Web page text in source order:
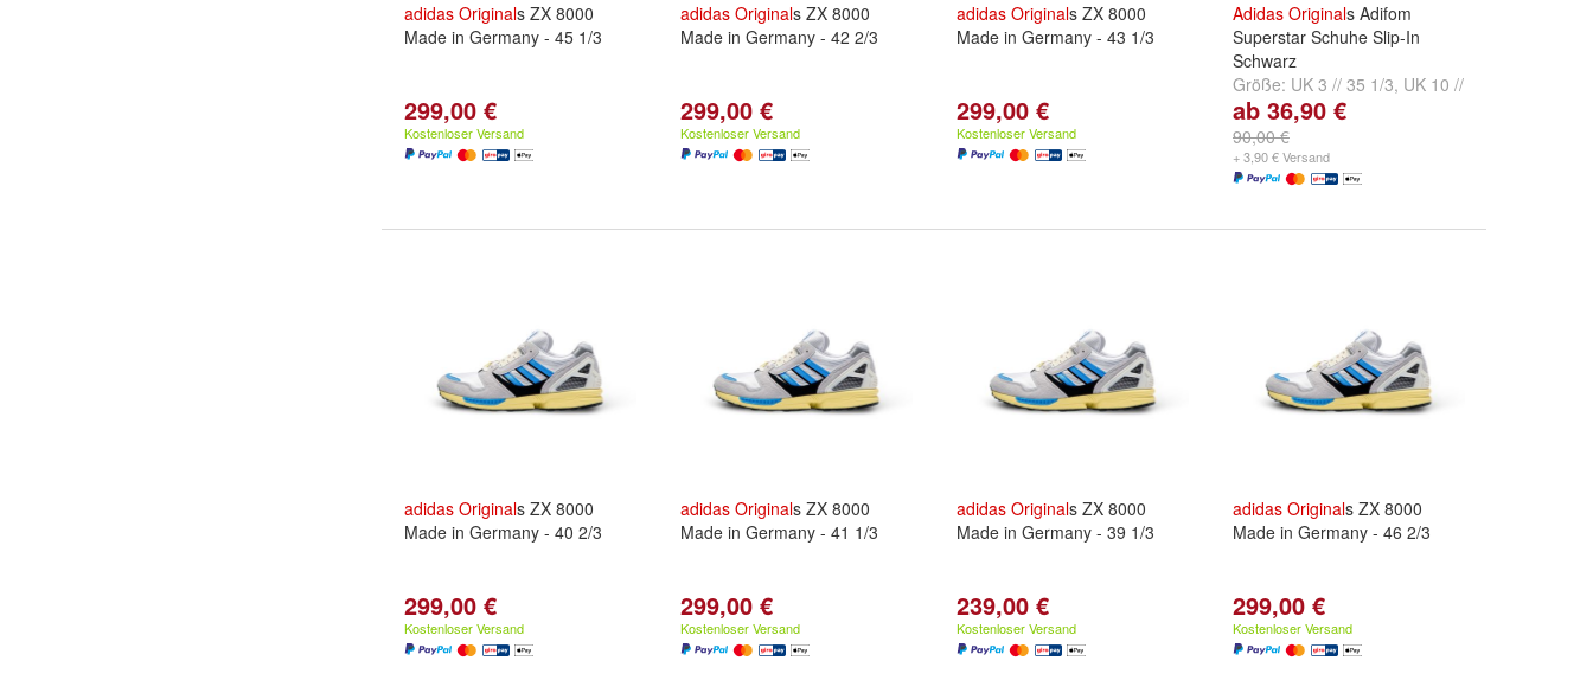
adidas Originals ZX 8000
Made in Germany - 45 1/3
299,00 €
Kostenloser Versand
adidas Originals ZX 8000
Made in Germany - 42 2/3
299,00 €
Kostenloser Versand
adidas Originals ZX 8000
Made in Germany - 43 1/3
299,00 €
Kostenloser Versand
Adidas Originals Adifom
Superstar Schuhe Slip-In
Schwarz
Größe: UK 3 // 35 1/3, UK 10 //
44 2/3,UK 11 // 46
weitere ...
ab 36,90 €
90,00 €
+ 3,90 € Versand
adidas Originals ZX 8000
Made in Germany - 40 2/3
299,00 €
Kostenloser Versand
adidas Originals ZX 8000
Made in Germany - 41 1/3
299,00 €
Kostenloser Versand
adidas Originals ZX 8000
Made in Germany - 39 1/3
239,00 €
Kostenloser Versand
adidas Originals ZX 8000
Made in Germany - 46 2/3
299,00 €
Kostenloser Versand